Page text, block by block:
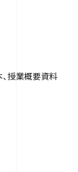
授業概要資料